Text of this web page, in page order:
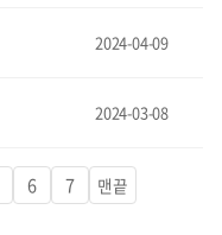
2024-04-09
2024-03-08
6 7 맨끝